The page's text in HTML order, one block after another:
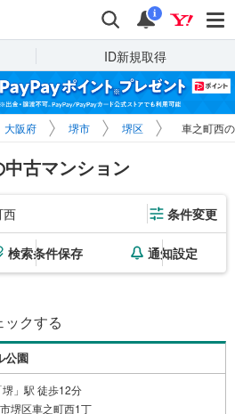
検索 通知
i
ID新規取得
大阪府 堺市 堺区 車之町西
古マンション
西 条件変更
検索条件保存 通知設定
クする
公園
」駅 徒歩12分
堺区車之町西1丁